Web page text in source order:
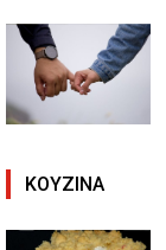
KOYZINA